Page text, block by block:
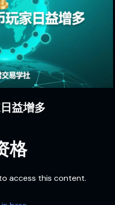
益增多
格
access this content.